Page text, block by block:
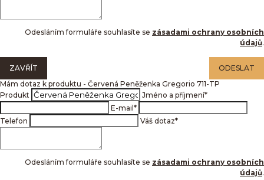
Odesláním formuláře souhlasíte se zásadami ochrany osobních
údajů.
ZAVŘÍT
ODESLAT
Mám dotaz k produktu - Červená Peněženka Gregorio 711-TP
Produkt
Jméno a příjmení*
E-mail *
Telefon
Váš dotaz*
Odesláním formuláře souhlasíte se zásadami ochrany osobních
údajů.